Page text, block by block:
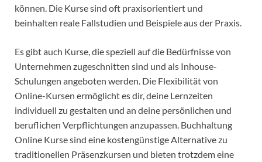
können. Die Kurse sind oft praxisorientiert und
beinhalten reale Fallstudien und Beispiele aus der Praxis.
Es gibt auch Kurse, die speziell auf die Bedürfnisse von
Unternehmen zugeschnitten sind und als Inhouse-
Schulungen angeboten werden. Die Flexibilität von
Online-Kursen ermöglicht es dir, deine Lernzeiten
individuell zu gestalten und an deine persönlichen und
beruflichen Verpflichtungen anzupassen. Buchhaltung
Online Kurse sind eine kostengünstige Alternative zu
traditionellen Präsenzkursen und bieten trotzdem eine